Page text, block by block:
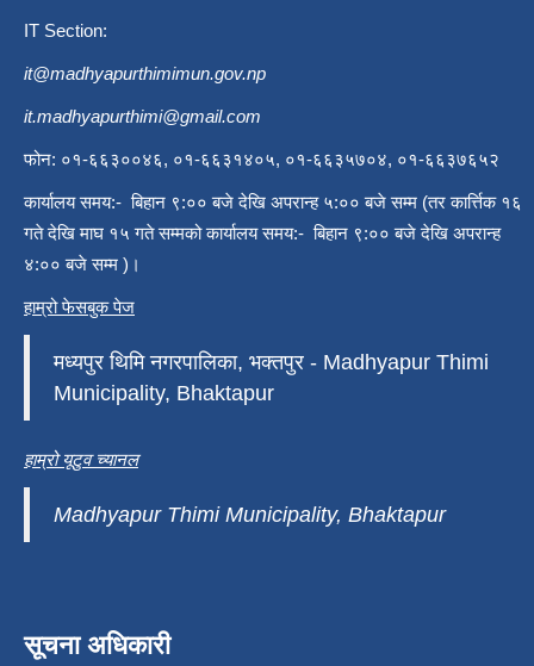
IT Section:
it@madhyapurthimimun.gov.np
it.madhyapurthimi@gmail.com
फोन: ०१-६६३००४६, ०१-६६३१४०५, ०१-६६३५७०४, ०१-६६३७६५२
कार्यालय समय:- बिहान ९:०० बजे देखि अपरान्ह ५:०० बजे सम्म (तर कार्त्तिक १६
गते देखि माघ १५ गते सम्मको कार्यालय समय:- बिहान ९:०० बजे देखि अपरान्ह
४:०० बजे सम्म )।
हाम्रो फेसबुक पेज
मध्यपुर थिमि नगरपालिका, भक्तपुर - Madhyapur Thimi
Municipality, Bhaktapur
हाम्रो यूटुव च्यानल
Madhyapur Thimi Municipality, Bhaktapur
सूचना अधिकारी